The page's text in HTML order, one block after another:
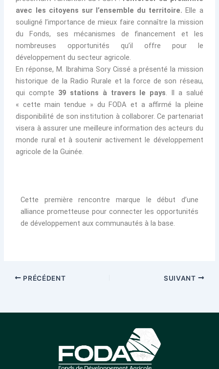
avec les citoyens sur l’ensemble du territoire. Elle a
souligné l’importance de mieux faire connaître la mission
du Fonds, ses mécanismes de financement et les
nombreuses opportunités qu’il offre pour le
développement du secteur agricole.
En réponse, M. Ibrahima Sory Cissé a présenté la mission
historique de la Radio Rurale et la force de son réseau,
qui compte 39 stations à travers le pays. Il a salué
« cette main tendue » du FODA et a affirmé la pleine
disponibilité de son institution à collaborer. Ce partenariat
visera à assurer une meilleure information des acteurs du
monde rural et à soutenir activement le développement
agricole de la Guinée.
Cette première rencontre marque le début d’une
alliance prometteuse pour connecter les opportunités
de développement aux communautés à la base.
PRÉCÉDENT SUIVANT